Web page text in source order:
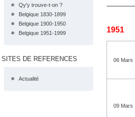
Qy'y trouve-t-on ?
Belgique 1830-1899
Belgique 1900-1950
Belgique 1951-1999
SITES DE REFERENCES
Actualité
1951
06 Mars
09 Mars